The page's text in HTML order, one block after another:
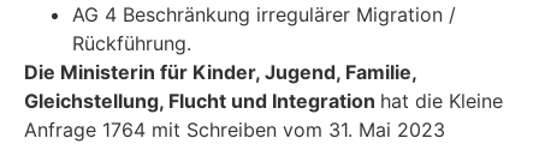
AG 4 Beschränkung irregulärer Migration /
Rückführung.
Die Ministerin für Kinder, Jugend, Familie,
Gleichstellung, Flucht und Integration hat die Kleine
Anfrage 1764 mit Schreiben vom 31. Mai 2023